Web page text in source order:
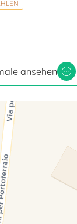
ansehen